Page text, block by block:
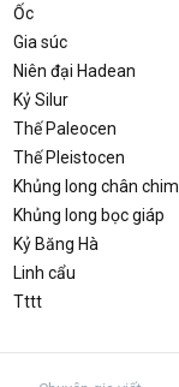
Ốc
Gia súc
Niên đại Hadean
Kỷ Silur
Thế Paleocen
Thế Pleistocen
Khủng long chân chim
Khủng long bọc giáp
Kỷ Băng Hà
Linh cẩu
Tttt